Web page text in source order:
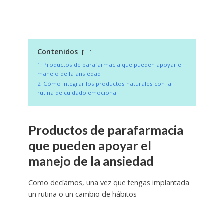
Contenidos
-
1 Productos de parafarmacia que pueden apoyar el
manejo de la ansiedad
2 Cómo integrar los productos naturales con la
rutina de cuidado emocional
Productos de parafarmacia
que pueden apoyar el
manejo de la ansiedad
Como decíamos, una vez que tengas implantada
un rutina o un cambio de hábitos